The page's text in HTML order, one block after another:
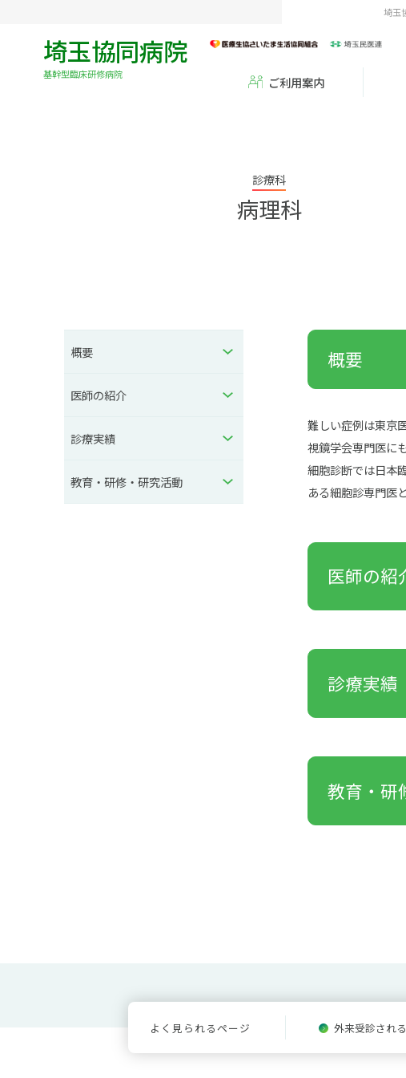
埼玉
埼玉協同病院
基幹型臨床研修病院
ご利用案内
診療科
病理科
概要
医師の紹介
診療実績
教育・研修・研究活動
概要
難しい症例は東京
視鏡学会専門医に
細胞診断では日本
ある細胞診専門医
医師の紹
診療実績
教育・研
よく見られるページ 外来受診され